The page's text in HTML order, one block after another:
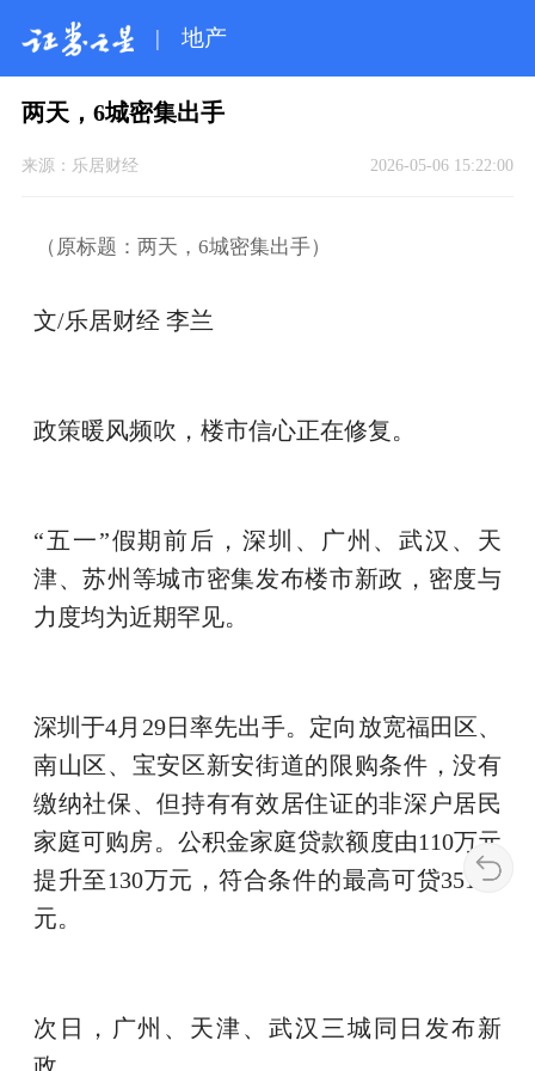
| 地产
两天，6城密集出手
来源： 乐居财经 2026-05-06 15:22:00
（原标题：两天，6城密集出手）
文/乐居财经 李兰
政策暖风频吹，楼市信心正在修复。
“五一”假期前后，深圳、广州、武汉、天
津、苏州等城市密集发布楼市新政，密度与
力度均为近期罕见。
深圳于4月 29日率先出手。定向放宽福田区、
南山区、宝安区新安街道的限购条件，没有
缴纳社保、但持有有效居住证的非深户居民
家庭可购房。公积金家庭贷款额度由110万元
提升至130万元，符合条件的最高可贷351 万
元。
次日，广州、天津、武汉三城同日发布新